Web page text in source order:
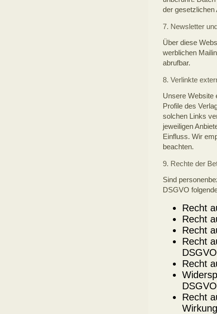
der gesetzlichen
7. Newsletter
Über diese
werblichen
abrufbar.
8. Verlinkte
Unsere Website
Profile des
solchen Links
jeweiligen
Einfluss. Wir
beachten.
9. Rechte der
Sind
DSGVO
Recht
Recht
Recht
Recht
Recht
Recht